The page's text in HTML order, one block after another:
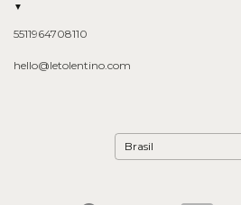
▼
5511964708110
hello@letolentino.com